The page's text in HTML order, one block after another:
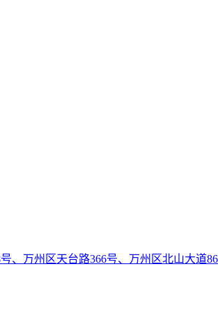
、万州区天台路366号、万州区北山大道